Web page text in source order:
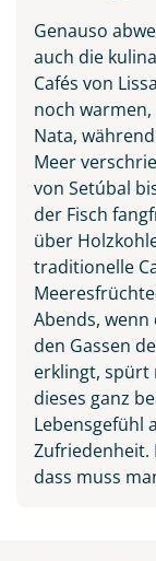
©
Genauso
auch die
Cafés von
noch
Nata,
Meer
von Setúbal
der Fisch
über
traditionelle
Abends,
den Gassen
erklingt, spürt
dieses ganz
Lebensgefühl
Zufriedenheit.
dass muss